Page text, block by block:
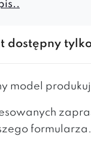
krzesła
forma i
to idealne
dostępny
model
formularza.